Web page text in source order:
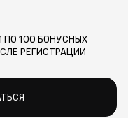
100 БОНУСНЫХ
РЕГИСТРАЦИИ